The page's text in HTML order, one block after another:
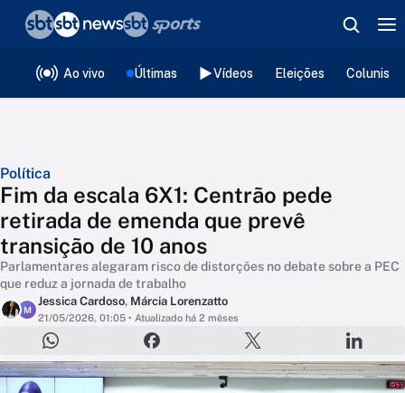
Ao vivo Últimas Vídeos Eleições
Política
Fim da escala 6X1: Centrão pede
retirada de emenda que prevê
transição de 10 anos
Parlamentares alegaram risco de distorções no debate sobre a PEC
que reduz a jornada de trabalho
M
Jessica Cardoso, Márcia Lorenzatto
21/05/2026, 01:05 • Atualizado há 2 mêses
❮voltar
Editorias